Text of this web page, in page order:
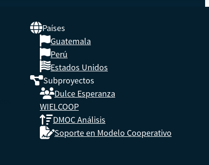
Países
Guatemala
Perú
Estados Unidos
Subproyectos
Dulce Esperanza
WIELCOOP
DMOC Análisis
Soporte en Modelo Cooperativo